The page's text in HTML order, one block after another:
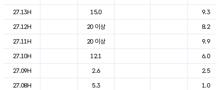
27.13H
15.0
9.3
27.12H
20 이상
8.2
27.11H
20 이상
9.9
27.10H
12.1
6.0
27.09H
2.6
2.5
27.08H
5.3
1.0